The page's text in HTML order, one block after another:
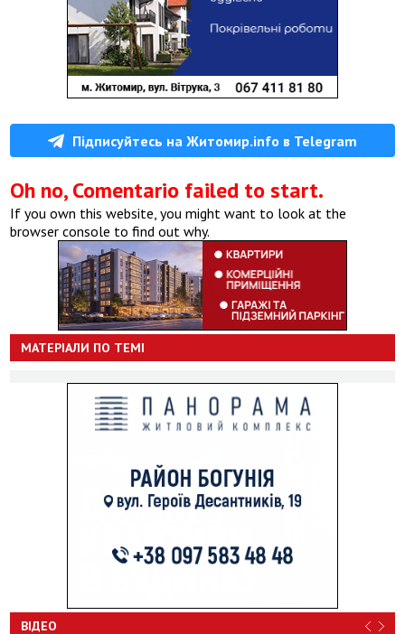
Підписуйтесь на Житомир.info в Telegram
Oh no, Comentario failed to start.
If you own this website, you might want to look at the
browser console to find out why.
МАТЕРІАЛИ ПО ТЕМІ
ВІДЕО